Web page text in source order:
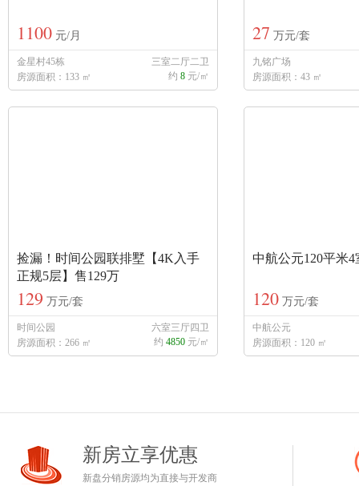
1100 元/月
金星村45栋
房源面积：133 ㎡
三室二厅二卫
约 8 元/㎡
27 万元/套
九铭广场
房源面积：43 ㎡
捡漏！时间公园联排墅【4K入手
正规5层】售129万
129 万元/套
时间公园
房源面积：266 ㎡
六室三厅四卫
约 4850 元/㎡
中航公元120平米
120 万元/套
中航公元
房源面积：120 ㎡
新房立享优惠
新盘分销房源均为直接与开发商